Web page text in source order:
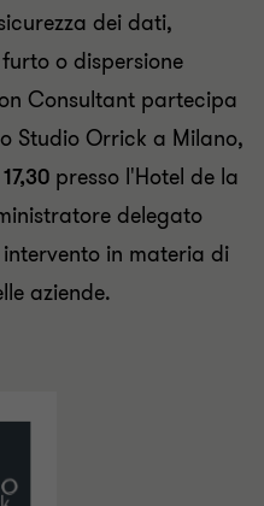
dei dati,
o dispersione
Consultant partecipa
Studio Orrick a Milano,
presso l'Hotel de la
delegato
in materia di
aziende.